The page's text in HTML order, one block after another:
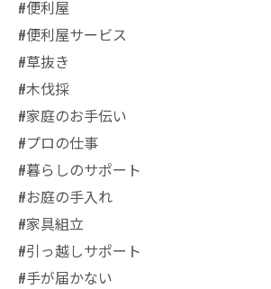
#便利屋
#便利屋サービス
#草抜き
#木伐採
#家庭のお手伝い
#プロの仕事
#暮らしのサポート
#お庭の手入れ
#家具組立
#引っ越しサポート
#手が届かない